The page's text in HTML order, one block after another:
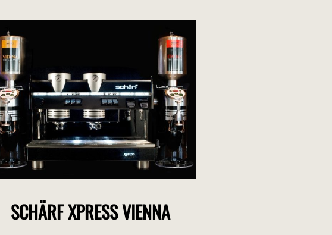
SCHÄRF XPRESS VIENNA